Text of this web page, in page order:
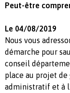
Peut-être
Le 04/08/2019
Nous vous
démarche pour
conseil
place au projet
administratif et à